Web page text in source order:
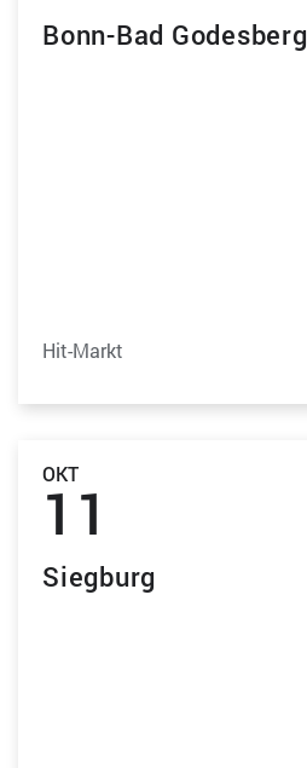
Bergisch Gladbach OBI-Markt
Rösrath OBI-Markt
Siegburg
Wesseling (Stadtmitte)
Bonn-Bad Godesberg
Hit-Markt
OKT
11
Siegburg